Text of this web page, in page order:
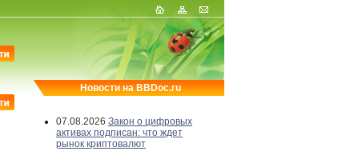
Новости на BBDoc.ru
07.08.2026 Закон о цифровых
активах подписан: что ждет
рынок криптовалют